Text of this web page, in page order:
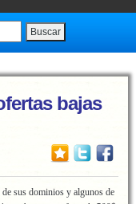
Buscar
bajas
sus dominios y algunos de